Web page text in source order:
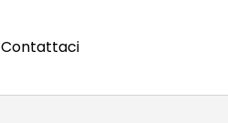
Contattaci